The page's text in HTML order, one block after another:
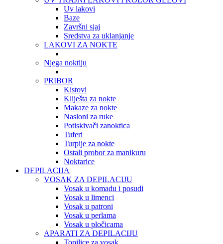
Uv lakovi
Baze
Završni sjaj
Sredstva za uklanjanje
LAKOVI ZA NOKTE
Njega noktiju
PRIBOR
Kistovi
Kliješta za nokte
Makaze za nokte
Nasloni za ruke
Potiskivači zanoktica
Tuferi
Turpije za nokte
Ostali probor za manikuru
Noktarice
DEPILACIJA
VOSAK ZA DEPILACIJU
Vosak u komadu i posudi
Vosak u limenci
Vosak u patroni
Vosak u perlama
Vosak u pločicama
APARATI ZA DEPILACIJU
Topilice za vosak